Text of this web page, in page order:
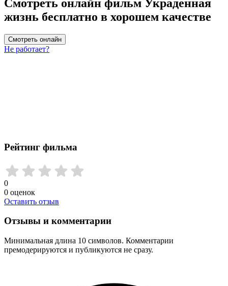
Смотреть онлайн фильм Украденная
жизнь бесплатно в хорошем качестве
Смотреть онлайн
Не работает?
Рейтинг фильма
0
0 оценок
Оставить отзыв
Отзывы и комментарии
Минимальная длина 10 символов. Комментарии
премодерируются и публикуются не сразу.